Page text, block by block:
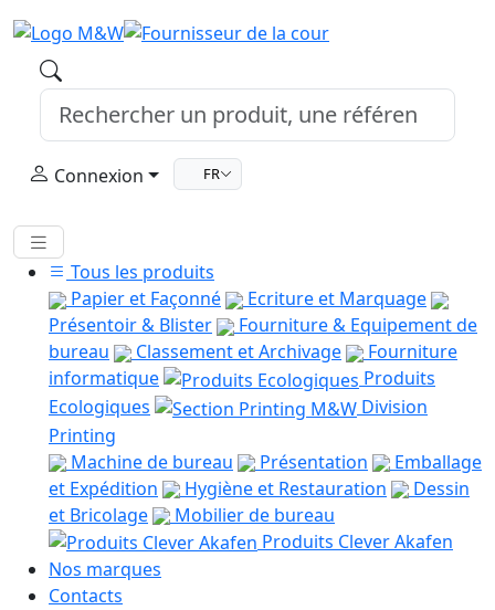
Connexion FR
Tous les produits
Papier et Façonné
Ecriture et Marquage
Présentoir & Blister
Fourniture & Equipement de
bureau
Classement et Archivage
Fourniture
informatique
Produits
Ecologiques
Division
Printing
Machine de bureau
Présentation
Emballage
et Expédition
Hygiène et Restauration
Dessin
et Bricolage
Mobilier de bureau
Produits Clever Akafen
Nos marques
Contacts